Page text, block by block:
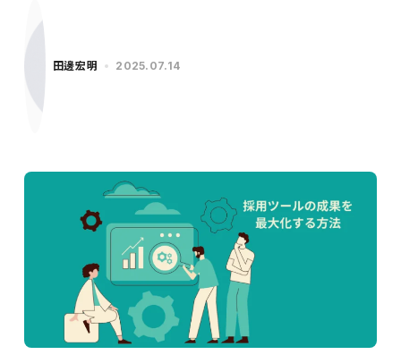
田邊宏明 2025.07.14